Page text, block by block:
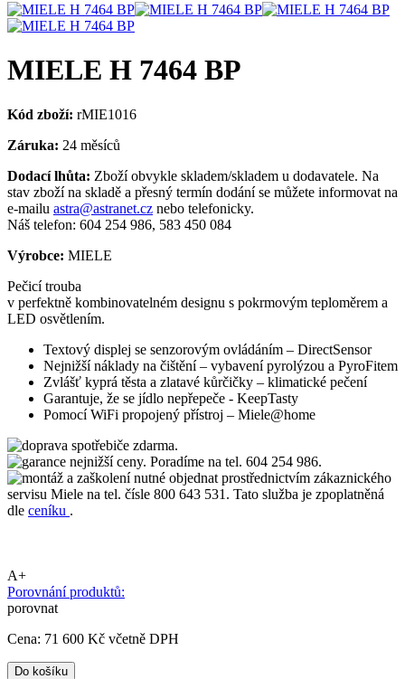
MIELE H 7464 BP
Kód zboží: rMIE1016
Záruka: 24 měsíců
Dodací lhůta: Zboží obvykle skladem/skladem u dodavatele. Na
stav zboží na skladě a přesný termín dodání se můžete informovat na
e-mailu astra@astranet.cz nebo telefonicky.
Náš telefon: 604 254 986, 583 450 084
Výrobce: MIELE
Pečicí trouba
v perfektně kombinovatelném designu s pokrmovým teploměrem a
LED osvětlením.
Textový displej se senzorovým ovládáním – DirectSensor
Nejnižší náklady na čištění – vybavení pyrolýzou a PyroFitem
Zvlášť kyprá těsta a zlatavé kůrčičky – klimatické pečení
Garantuje, že se jídlo nepřepeče - KeepTasty
Pomocí WiFi propojený přístroj – Miele@home
spotřebiče zdarma.
nejnižší ceny. Poradíme na tel. 604 254 986.
nutné objednat prostřednictvím zákaznického
servisu Miele na tel. čísle 800 643 531. Tato služba je zpoplatněná
dle ceníku .
A+
Porovnání produktů:
porovnat
Cena: 71 600 Kč včetně DPH